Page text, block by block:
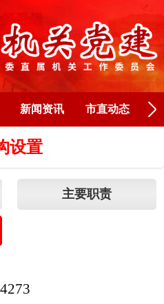
新闻资讯 市直动态 人
设置
主要职责